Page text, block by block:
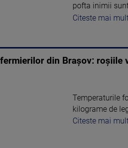
pofta inimii
Citeste mai
din Braşov: roşiile
Temperaturile
kilograme de
Citeste mai